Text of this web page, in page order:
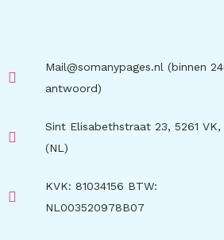
Mail@somanypages.nl (binnen
antwoord)
Sint Elisabethstraat 23, 5261 VK,
(NL)
KVK: 81034156 BTW:
NL003520978B07